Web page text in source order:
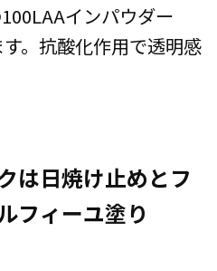
インパウダー
す。抗酸化作用で透明感
は日焼け止めとフ
フィーユ塗り